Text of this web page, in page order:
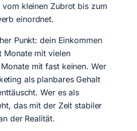
kleinen Zubrot bis zum
einordnet.
Punkt: dein Einkommen
Monate mit vielen
mit fast keinen. Wer
als planbares Gehalt
Wer es als
das mit der Zeit stabiler
der Realität.